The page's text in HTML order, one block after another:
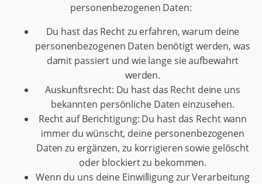
personenbezogenen Daten:
Du hast das Recht zu erfahren, warum deine
personenbezogenen Daten benötigt werden, was
damit passiert und wie lange sie aufbewahrt
werden.
Auskunftsrecht: Du hast das Recht deine uns
bekannten persönliche Daten einzusehen.
Recht auf Berichtigung: Du hast das Recht wann
immer du wünscht, deine personenbezogenen
Daten zu ergänzen, zu korrigieren sowie gelöscht
oder blockiert zu bekommen.
Wenn du uns deine Einwilligung zur Verarbeitung